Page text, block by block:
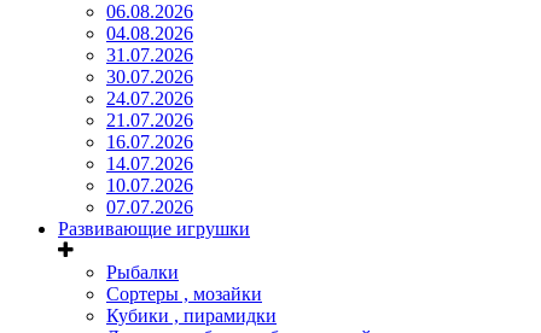
06.08.2026
04.08.2026
31.07.2026
30.07.2026
24.07.2026
21.07.2026
16.07.2026
14.07.2026
10.07.2026
07.07.2026
Развивающие игрушки
Рыбалки
Сортеры , мозайки
Кубики , пирамидки